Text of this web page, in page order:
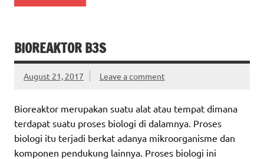
BIOREAKTOR B3S
August 21, 2017 Leave a comment
Bioreaktor merupakan suatu alat atau tempat dimana
terdapat suatu proses biologi di dalamnya. Proses
biologi itu terjadi berkat adanya mikroorganisme dan
komponen pendukung lainnya. Proses biologi ini